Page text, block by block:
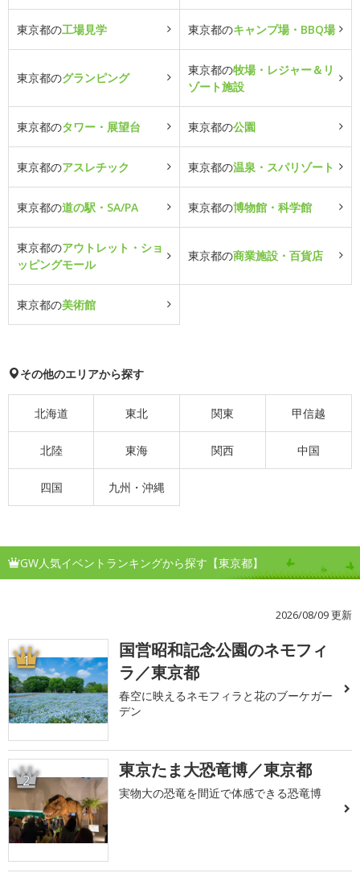
東京都の工場見学 東京都のキャンプ場・BBQ場
東京都のグランピング
東京都の牧場・レジャー＆リ
ゾート施設
東京都のタワー・展望台 東京都の公園
東京都のアスレチック 東京都の温泉・スパリゾート
東京都の道の駅・SA/PA 東京都の博物館・科学館
東京都のアウトレット・ショ
ッピングモール
東京都の商業施設・百貨店
東京都の美術館
その他のエリアから探す
北海道 東北 関東 甲信越
北陸 東海 関西 中国
四国 九州・沖縄
GW人気イベントランキングから探す【東京都】
2026/08/09 更新
1
国営昭和記念公園のネモフィ
ラ／東京都
春空に映えるネモフィラと花のブーケガー
デン
2 東京たま大恐竜博／東京都
実物大の恐竜を間近で体感できる恐竜博